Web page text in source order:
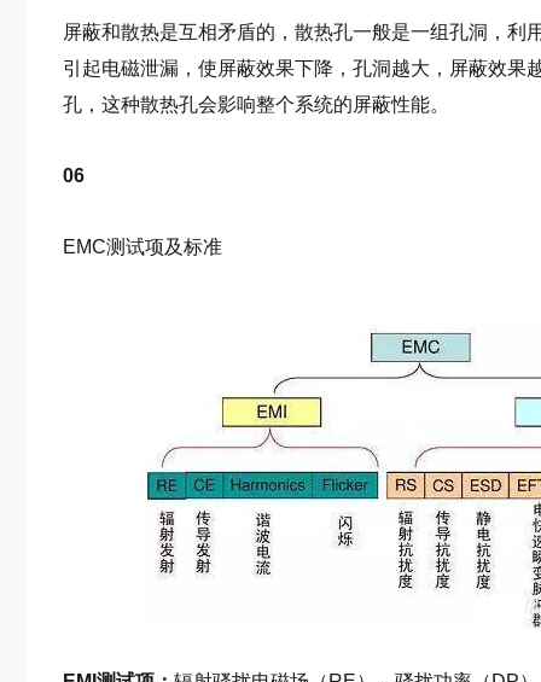
屏蔽和散热是互相矛盾的，散热孔一般是一组孔洞，利
引起电磁泄漏，使屏蔽效果下降，孔洞越大，屏蔽效果
孔，这种散热孔会影响整个系统的屏蔽性能。
06
EMC测试项及标准